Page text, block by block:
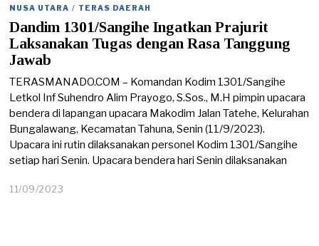
NUSA UTARA / TERAS DAERAH
Dandim 1301/Sangihe Ingatkan Prajurit
Laksanakan Tugas dengan Rasa Tanggung
Jawab
TERASMANADO.COM – Komandan Kodim 1301/Sangihe
Letkol Inf Suhendro Alim Prayogo, S.Sos., M.H pimpin upacara
bendera di lapangan upacara Makodim Jalan Tatehe, Kelurahan
Bungalawang, Kecamatan Tahuna, Senin (11/9/2023).
Upacara ini rutin dilaksanakan personel Kodim 1301/Sangihe
setiap hari Senin. Upacara bendera hari Senin dilaksanakan
11/09/2023